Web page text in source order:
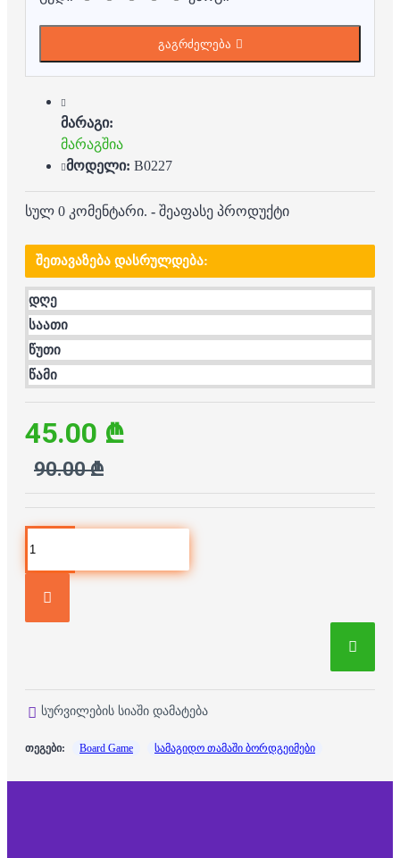
გაგრძელება
მარაგი:
მარაგშია
მოდელი: B0227
სულ 0 კომენტარი. - შეაფასე პროდუქტი
ᲨᲔᲗᲐᲕᲐᲖᲔᲑᲐ ᲓᲐᲡᲠᲣᲚᲓᲔᲑᲐ:
დღე
საათი
წუთი
წამი
45.00 ₾
90.00 ₾
სურვილების სიაში დამატება
თეგები: Board Game სამაგიდო თამაში ბორდგეიმები